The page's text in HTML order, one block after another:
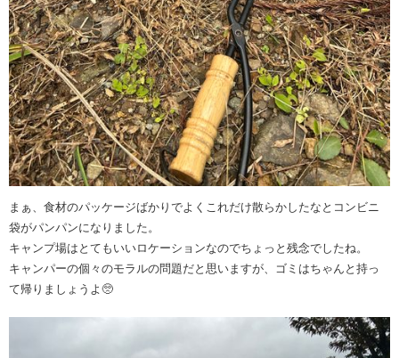
まぁ、食材のパッケージばかりでよくこれだけ散らかしたなとコンビニ
袋がパンパンになりました。
キャンプ場はとてもいいロケーションなのでちょっと残念でしたね。
キャンパーの個々のモラルの問題だと思いますが、ゴミはちゃんと持っ
て帰りましょうよ🥺